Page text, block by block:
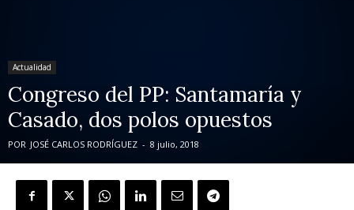
Actualidad
Congreso del PP: Santamaría y
Casado, dos polos opuestos
POR JOSÉ CARLOS RODRÍGUEZ - 8 julio, 2018